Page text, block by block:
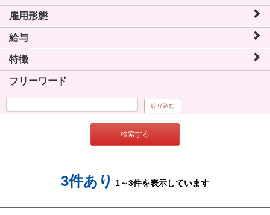
雇用形態
給与
特徴
フリーワード
絞り込む
検索する
3件あり 1～3件を表示しています